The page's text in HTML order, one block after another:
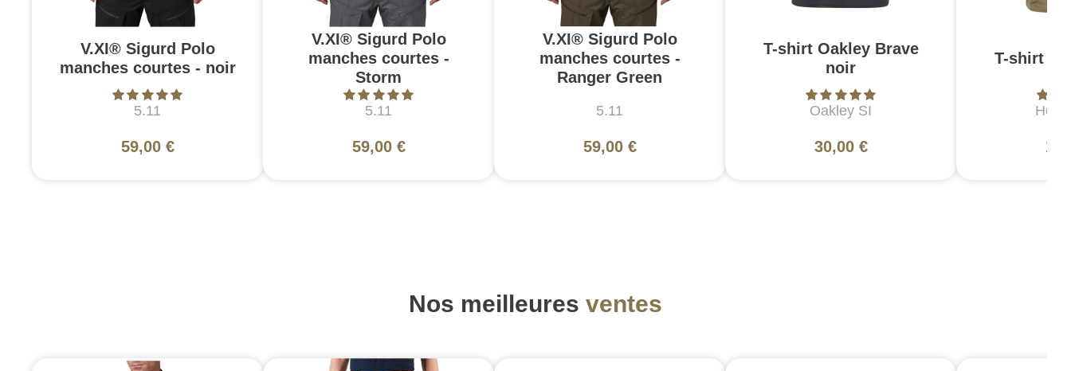
V.XI® Sigurd Polo
manches courtes - noir
5.11
59,00 €
V.XI® Sigurd Polo
manches courtes -
Storm
5.11
59,00 €
V.XI® Sigurd Polo
manches courtes -
Ranger Green
5.11
59,00 €
T-shirt Oakley Brave
noir
Oakley SI
30,00 €
T-shirt
Nos meilleures ventes